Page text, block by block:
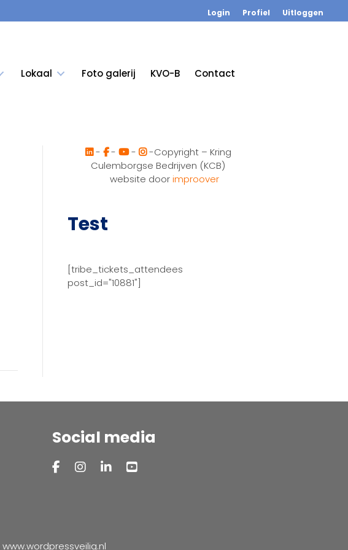
Login Profiel Uitloggen
Lokaal Foto galerij KVO-B Contact
- - -
-Copyright – Kring
Culemborgse Bedrijven (KCB)
website doorimproover
Test
[tribe_tickets_attendees
post_id="10881"]
Social media
www.wordpressveilig.nl